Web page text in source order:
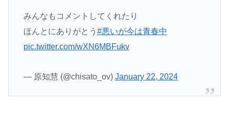
みんなもコメントしてくれたり
ほんとにありがとう #悪いが今は青春中
pic.twitter.com/wXN6MBFukv
— 原知慧 (@chisato_ov) January 22, 2024